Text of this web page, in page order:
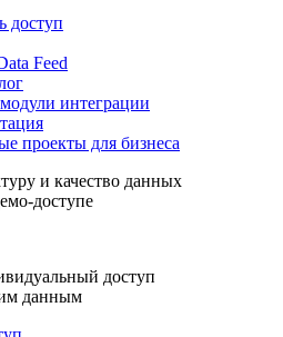
доступ
Feed
интеграции
проекты для бизнеса
и качество данных
доступе
доступ
данным